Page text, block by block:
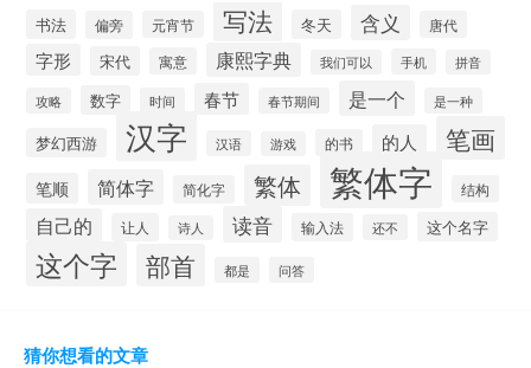
书法 偏旁 元宵节 写法 冬天 含义 唐代
字形 宋代 寓意 康熙字典 我们可以 手机 拼音
攻略 数字 时间 春节 春节期间 是一个 是一种
梦幻西游 汉字 汉语 游戏 的书 的人 笔画
笔顺 简体字 简化字 繁体 繁体字 结构
自己的 让人 诗人 读音 输入法 还不 这个名字
这个字 部首 都是 问答
猜你想看的文章